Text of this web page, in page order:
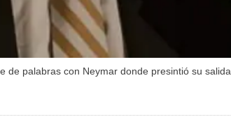
de palabras con Neymar donde presintió su salida.